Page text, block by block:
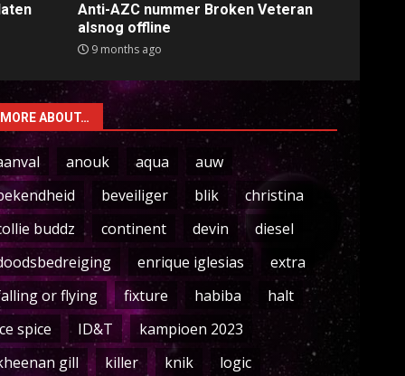
Anti-AZC nummer Broken Veteran
alsnog offline
9 months ago
MORE ABOUT…
anouk aqua
auw
beveiliger blik
christina
buddz
continent devin
diesel
enrique iglesias
extra
or flying
fixture habiba
halt
spice
ID&T
kampioen 2023
gill
killer knik
logic